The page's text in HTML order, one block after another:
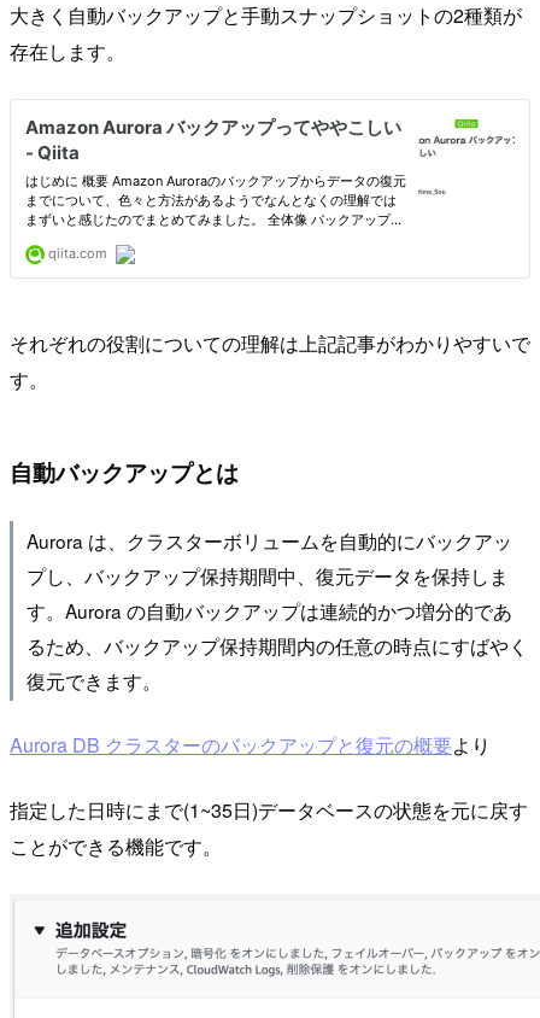
大きく自動バックアップと手動スナップショットの2種類が
存在します。
それぞれの役割についての理解は上記記事がわかりやすいで
す。
自動バックアップとは
Aurora は、クラスターボリュームを自動的にバックアッ
プし、バックアップ保持期間中、復元データを保持しま
す。Aurora の自動バックアップは連続的かつ増分的であ
るため、バックアップ保持期間内の任意の時点にすばやく
復元できます。
Aurora DB クラスターのバックアップと復元の概要より
指定した日時にまで(1~35日)データベースの状態を元に戻す
ことができる機能です。